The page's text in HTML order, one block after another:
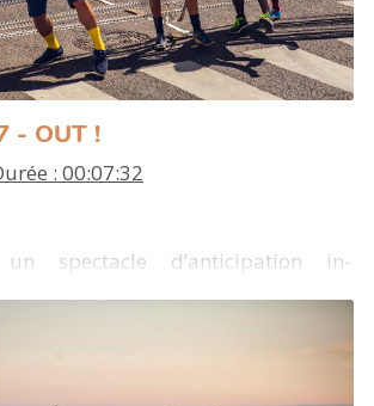
263658272
- OUT !
: 00:07:32
spectacle d’anticipation in-
déambulatoire en espace public,